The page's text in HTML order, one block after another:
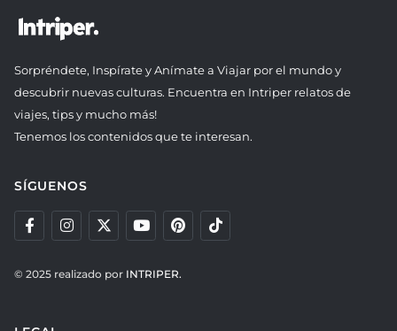
Sorpréndete, Inspírate y Anímate a Viajar por el mundo y
descubrir nuevas culturas. Encuentra en Intriper relatos de
viajes, tips y mucho más!
Tenemos los contenidos que te interesan.
SÍGUENOS
© 2025 realizado por INTRIPER.